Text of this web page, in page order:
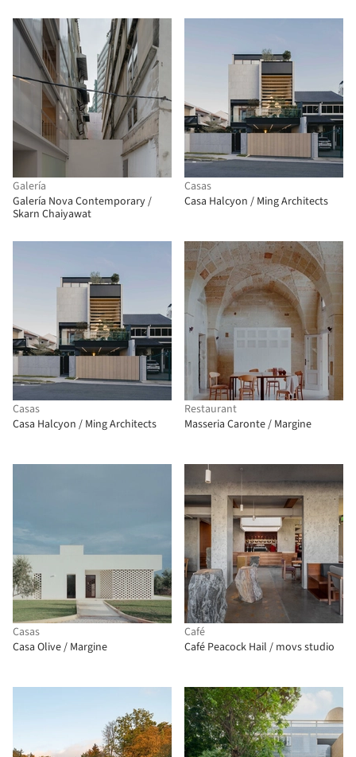
Galería
Galería Nova Contemporary /
Skarn Chaiyawat
Casas
Casa Halcyon / Ming Architects
Casas
Casa Halcyon / Ming Architects
Restaurant
Masseria Caronte / Margine
Casas
Casa Olive / Margine
Café
Café Peacock Hail / movs studio